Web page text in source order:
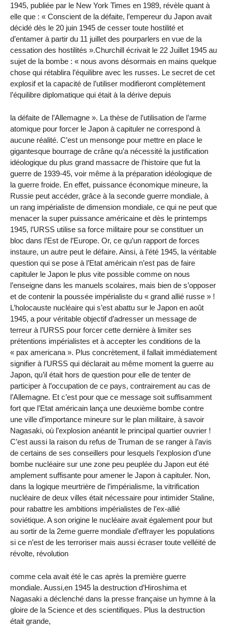
1945, publiée par le New York Times en 1989, révèle quant à
elle que : « Conscient de la défaite, l’empereur du Japon avait
décidé dès le 20 juin 1945 de cesser toute hostilité et
d’entamer à partir du 11 juillet des pour­parlers en vue de la
cessation des hostilités ».Churchill écrivait le 22 Juillet 1945 au
sujet de la bombe : « nous avons désormais en mains quelque
chose qui rétablira l’équilibre avec les russes. Le secret de cet
explosif et la capacité de l’utiliser modifieront complètement
l’équilibre diplomatique qui était à la dérive depuis
la défaite de l’Allemagne ». La thèse de l’utilisation de l’arme
atomique pour forcer le Japon à capituler ne correspond à
aucune réalité. C’est un mensonge pour mettre en place le
gigantesque bourrage de crâne qu’a nécessité la justification
idéologique du plus grand massacre de l’histoire que fut la
guerre de 1939-45, voir même à la préparation idéologique de
la guerre froide. En effet, puissance économique mineure, la
Russie peut accéder, grâce à la seconde guerre mondiale, à
un rang impérialiste de dimension mondiale, ce qui ne peut que
menacer la super puissance américaine et dès le printemps
1945, l’URSS utilise sa force militaire pour se constituer un
bloc dans l’Est de l’Europe. Or, ce qu’un rapport de forces
instaure, un autre peut le défaire. Ainsi, à l’été 1945, la véritable
question qui se pose à l’Etat américain n’est pas de faire
capituler le Japon le plus vite possible comme on nous
l’enseigne dans les manuels scolaires, mais bien de s’opposer
et de contenir la poussée impérialiste du « grand allié russe » !
L’holocauste nucléaire qui s’est abattu sur le Japon en août
1945, a pour véritable objectif d’adresser un message de
terreur à l’URSS pour forcer cette dernière à limiter ses
prétentions impérialistes et à accepter les conditions de la
« pax americana ». Plus concrètement, il fallait immédiatement
signifier à l’URSS qui déclarait au même moment la guerre au
Japon, qu’il était hors de question pour elle de tenter de
participer à l’occupation de ce pays, contrairement au cas de
l’Allemagne. Et c’est pour que ce message soit suffisamment
fort que l’Etat américain lança une deuxième bombe contre
une ville d’importance mineure sur le plan militaire, à savoir
Nagasaki, où l’explosion anéantit le principal quartier ouvrier !
C’est aussi la raison du refus de Truman de se ranger à l’avis
de certains de ses conseillers pour lesquels l’explosion d’une
bombe nucléaire sur une zone peu peuplée du Japon eut été
amplement suffisante pour amener le Japon à capituler. Non,
dans la logique meurtrière de l’impérialisme, la vitrification
nucléaire de deux villes était nécessaire pour intimider Staline,
pour rabattre les ambitions impérialistes de l’ex-allié
soviétique. A son origine le nucléaire avait également pour but
au sortir de la 2eme guerre mondiale d’effrayer les populations
si ce n’est de les terroriser mais aussi écraser toute velléité de
révolte, révolution
comme cela avait été le cas après la première guerre
mondiale. Aussi,en 1945 la destruction d’Hiroshima et
Nagasaki a déclenché dans la presse française un hymne à la
gloire de la Science et des scientifiques. Plus la destruction
était grande,